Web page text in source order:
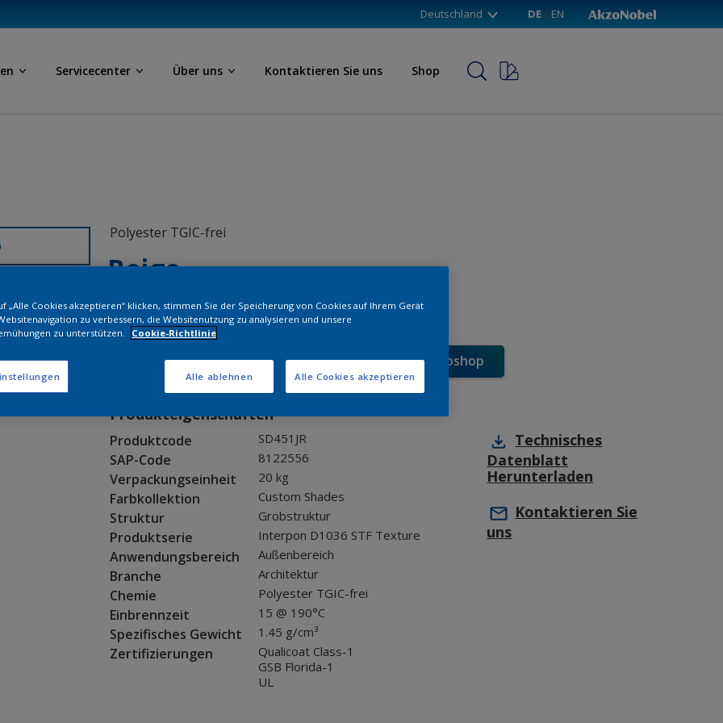
Deutschland DE EN
Servicecenter Über uns Kontaktieren Sie uns Shop
Polyester TGIC-frei
Beige
SD451JR
Muster bestellen Bestellen Sie direkt im Webshop
Produkteigenschaften
Produktcode SD451JR
SAP-Code 8122556
Verpackungseinheit 20 kg
Farbkollektion Custom Shades
Struktur Grobstruktur
Produktserie Interpon D1036 STF Texture
Anwendungsbereich Außenbereich
Branche Architektur
Chemie Polyester TGIC-frei
Einbrennzeit 15 @ 190°C
Spezifisches Gewicht 1.45 g/cm³
Zertifizierungen
Qualicoat Class-1
GSB Florida-1
UL
Technisches
Datenblatt
Herunterladen
Kontaktieren Sie
uns
„Alle Cookies akzeptieren“ klicken, stimmen Sie der Speicherung von Cookies auf Ihrem Gerät
zu verbessern, die Websitenutzung zu analysieren und unsere
zu unterstützen.
Cookie-Richtlinie
Alle ablehnen Alle Cookies akzeptieren